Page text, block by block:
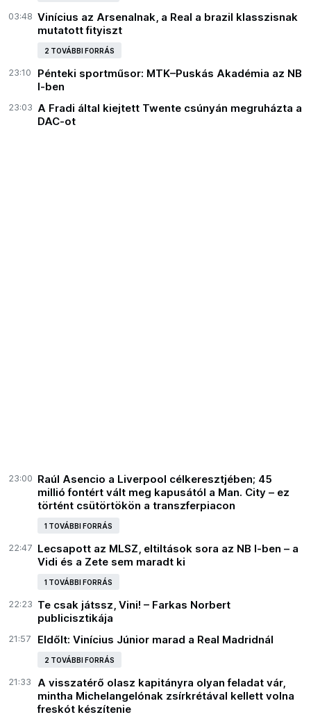
03:48 Vinícius az Arsenalnak, a Real a brazil klasszisnak
mutatott fityiszt
2 TOVÁBBI FORRÁS
23:10
Pénteki sportműsor: MTK–Puskás Akadémia az NB
I-ben
23:03 A Fradi által kiejtett Twente csúnyán megruházta a
DAC-ot
23:00 Raúl Asencio a Liverpool célkeresztjében; 45
millió fontért vált meg kapusától a Man. City – ez
történt csütörtökön a transzferpiacon
1 TOVÁBBI FORRÁS
22:47 Lecsapott az MLSZ, eltiltások sora az NB I-ben – a
Vidi és a Zete sem maradt ki
1 TOVÁBBI FORRÁS
22:23 Te csak játssz, Vini! – Farkas Norbert
publicisztikája
21:57 Eldőlt: Vinícius Júnior marad a Real Madridnál
2 TOVÁBBI FORRÁS
21:33
A visszatérő olasz kapitányra olyan feladat vár,
mintha Michelangelónak zsírkrétával kellett volna
freskót készítenie